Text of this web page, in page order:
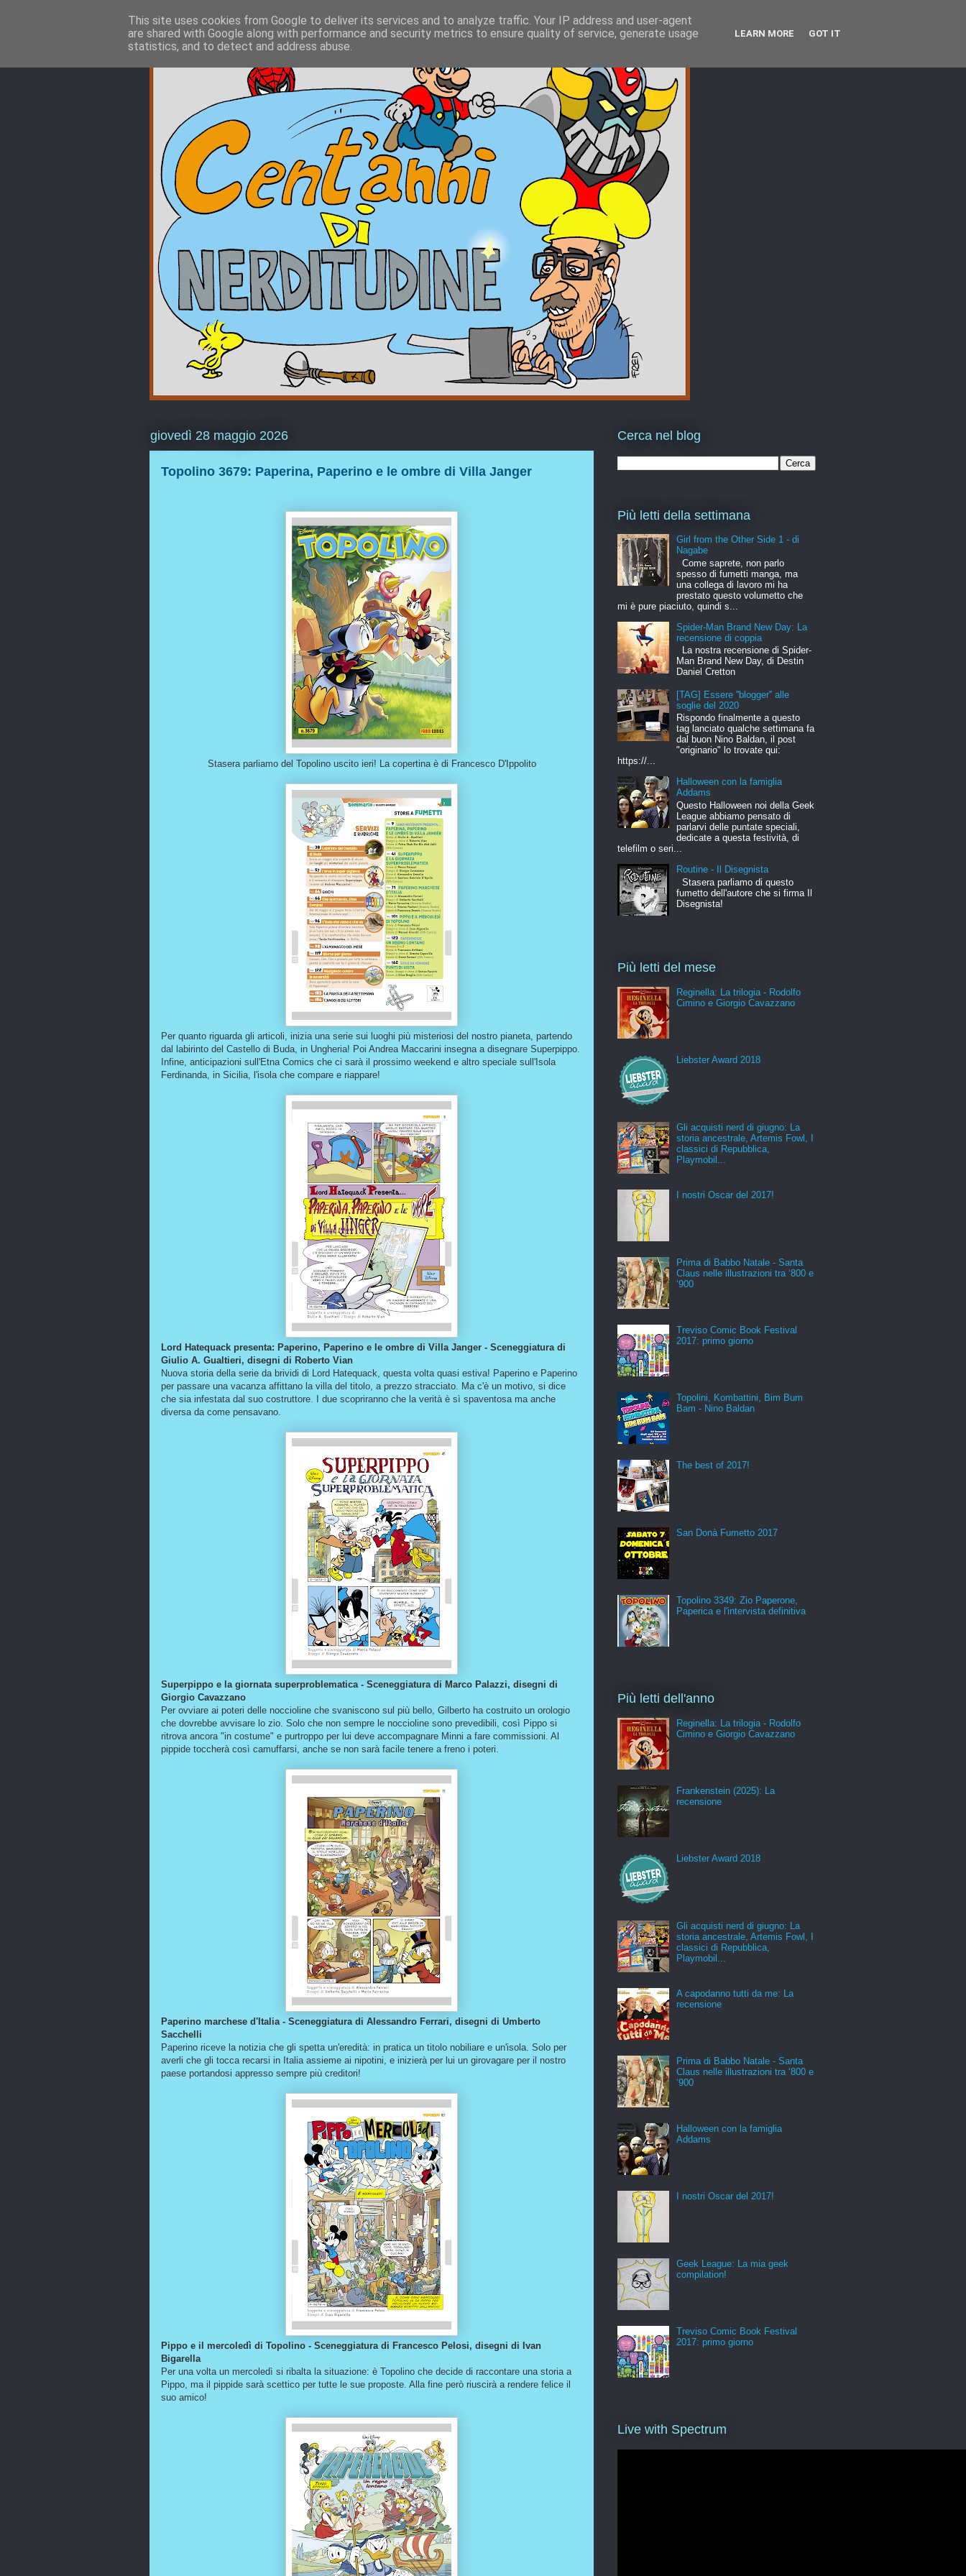
giovedì 28 maggio 2026
Topolino 3679: Paperina, Paperino e le ombre di Villa Janger
Stasera parliamo del Topolino uscito ieri! La copertina è di Francesco D'Ippolito
Per quanto riguarda gli articoli, inizia una serie sui luoghi più misteriosi del nostro pianeta, partendo
dal labirinto del Castello di Buda, in Ungheria! Poi Andrea Maccarini insegna a disegnare Superpippo.
Infine, anticipazioni sull'Etna Comics che ci sarà il prossimo weekend e altro speciale sull'Isola
Ferdinanda, in Sicilia, l'isola che compare e riappare!
Lord Hatequack presenta: Paperino, Paperino e le ombre di Villa Janger - Sceneggiatura di
Giulio A. Gualtieri, disegni di Roberto Vian
Nuova storia della serie da brividi di Lord Hatequack, questa volta quasi estiva! Paperino e Paperino
per passare una vacanza affittano la villa del titolo, a prezzo stracciato. Ma c'è un motivo, si dice
che sia infestata dal suo costruttore. I due scopriranno che la verità è sì spaventosa ma anche
diversa da come pensavano.
Superpippo e la giornata superproblematica - Sceneggiatura di Marco Palazzi, disegni di
Giorgio Cavazzano
Per ovviare ai poteri delle noccioline che svaniscono sul più bello, Gilberto ha costruito un orologio
che dovrebbe avvisare lo zio. Solo che non sempre le noccioline sono prevedibili, così Pippo si
ritrova ancora "in costume" e purtroppo per lui deve accompagnare Minni a fare commissioni. Al
pippide toccherà così camuffarsi, anche se non sarà facile tenere a freno i poteri.
Paperino marchese d'Italia - Sceneggiatura di Alessandro Ferrari, disegni di Umberto
Sacchelli
Paperino riceve la notizia che gli spetta un'eredità: in pratica un titolo nobiliare e un'isola. Solo per
averli che gli tocca recarsi in Italia assieme ai nipotini, e inizierà per lui un girovagare per il nostro
paese portandosi appresso sempre più creditori!
Pippo e il mercoledì di Topolino - Sceneggiatura di Francesco Pelosi, disegni di Ivan
Bigarella
Per una volta un mercoledì si ribalta la situazione: è Topolino che decide di raccontare una storia a
Pippo, ma il pippide sarà scettico per tutte le sue proposte. Alla fine però riuscirà a rendere felice il
suo amico!
Cerca nel blog
Più letti della settimana
Girl from the Other Side 1 - di
Nagabe
Come saprete, non parlo
spesso di fumetti manga, ma
una collega di lavoro mi ha
prestato questo volumetto che
mi è pure piaciuto, quindi s...
Spider-Man Brand New Day: La
recensione di coppia
La nostra recensione di Spider-
Man Brand New Day, di Destin
Daniel Cretton
[TAG] Essere ''blogger'' alle
soglie del 2020
Rispondo finalmente a questo
tag lanciato qualche settimana fa
dal buon Nino Baldan, il post
"originario" lo trovate qui:
https://...
Halloween con la famiglia
Addams
Questo Halloween noi della Geek
League abbiamo pensato di
parlarvi delle puntate speciali,
dedicate a questa festività, di
telefilm o seri...
Routine - Il Disegnista
Stasera parliamo di questo
fumetto dell'autore che si firma Il
Disegnista!
Più letti del mese
Reginella: La trilogia - Rodolfo
Cimino e Giorgio Cavazzano
Liebster Award 2018
Gli acquisti nerd di giugno: La
storia ancestrale, Artemis Fowl, I
classici di Repubblica,
Playmobil...
I nostri Oscar del 2017!
Prima di Babbo Natale - Santa
Claus nelle illustrazioni tra ‘800 e
‘900
Treviso Comic Book Festival
2017: primo giorno
Topolini, Kombattini, Bim Bum
Bam - Nino Baldan
The best of 2017!
San Donà Fumetto 2017
Topolino 3349: Zio Paperone,
Paperica e l'intervista definitiva
Più letti dell'anno
Reginella: La trilogia - Rodolfo
Cimino e Giorgio Cavazzano
Frankenstein (2025): La
recensione
Liebster Award 2018
Gli acquisti nerd di giugno: La
storia ancestrale, Artemis Fowl, I
classici di Repubblica,
Playmobil...
A capodanno tutti da me: La
recensione
Prima di Babbo Natale - Santa
Claus nelle illustrazioni tra ‘800 e
‘900
Halloween con la famiglia
Addams
I nostri Oscar del 2017!
Geek League: La mia geek
compilation!
Treviso Comic Book Festival
2017: primo giorno
Live with Spectrum
This site uses cookies from Google to deliver its services and to analyze traffic. Your IP address and user-agent
are shared with Google along with performance and security metrics to ensure quality of service, generate usage
statistics, and to detect and address abuse.
LEARN MORE GOT IT